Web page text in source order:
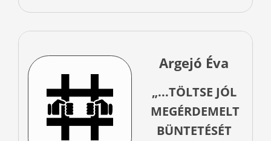
Argejó Éva
„...TÖLTSE JÓL
MEGÉRDEMELT
BÜNTETÉSÉT